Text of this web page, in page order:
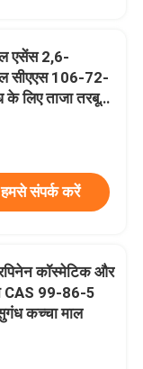
एसेंस 2,6-
सीएएस 106-72-
लिए ताजा तरबूज
हमसे संपर्क करें
कॉस्मेटिक और
CAS 99-86-5
कच्चा माल